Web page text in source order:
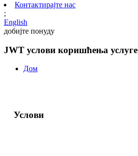
Контактирајте нас
;
English
добијте понуду
JWT услови коришћења услуге
Дом
Услови